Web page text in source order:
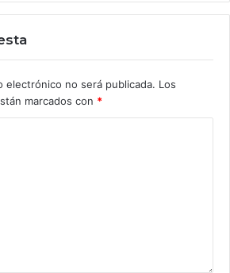
electrónico no será publicada. Los
marcados con *